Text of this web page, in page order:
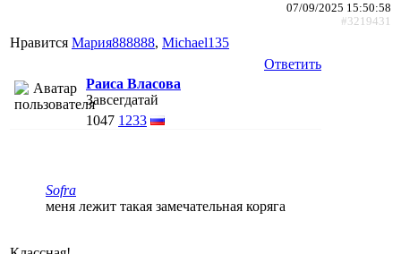
07/09/2025 15:50:58
#3219431
Нравится Мария888888, Michael135
Ответить
Раиса Власова
Завсегдатай
1047 1233
Sofra
меня лежит такая замечательная коряга